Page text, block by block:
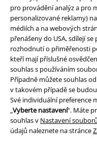
pro provádění analýz a pro
personalizované reklamy)
médiích a na webových
přenášeny do USA, sdílejí
rozhodnutí o přiměřenosti
kteří mají příslušné
souhlas s používáním
Případně můžete souhlas
v takovém případě se
Své individuální preference
„Vyberte nastavení“. Máte
souhlas v Nastavení
údajů naleznete na stránce
Právní informace
Podmínky
Prohlášení
Ochrana osobních údajů
Likvidace odpadu a
Prohlášení o shodě